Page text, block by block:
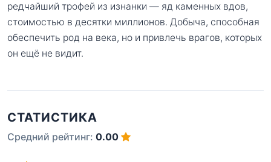
редчайший трофей из изнанки — яд каменных вдов,
стоимостью в десятки миллионов. Добыча, способная
обеспечить род на века, но и привлечь врагов, которых
он ещё не видит.
СТАТИСТИКА
Средний рейтинг: 0.00